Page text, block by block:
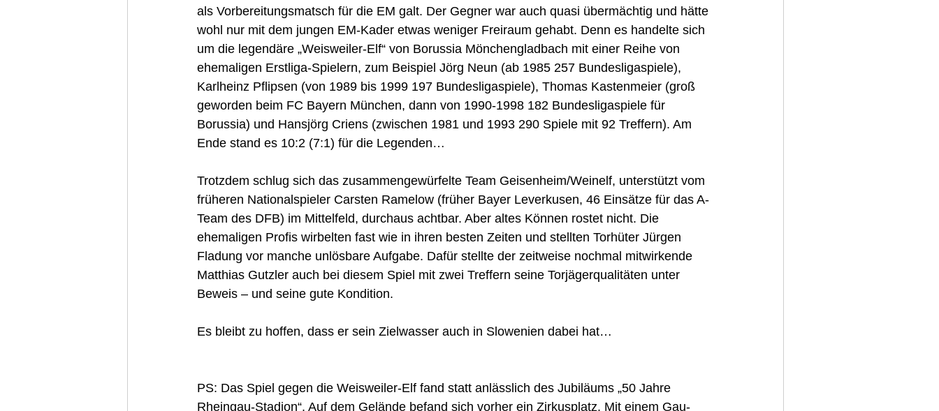
als Vorbereitungsmatsch für die EM galt. Der Gegner war auch quasi übermächtig und hätte
wohl nur mit dem jungen EM-Kader etwas weniger Freiraum gehabt. Denn es handelte sich
um die legendäre „Weisweiler-Elf“ von Borussia Mönchengladbach mit einer Reihe von
ehemaligen Erstliga-Spielern, zum Beispiel Jörg Neun (ab 1985 257 Bundesligaspiele),
Karlheinz Pflipsen (von 1989 bis 1999 197 Bundesligaspiele), Thomas Kastenmeier (groß
geworden beim FC Bayern München, dann von 1990-1998 182 Bundesligaspiele für
Borussia) und Hansjörg Criens (zwischen 1981 und 1993 290 Spiele mit 92 Treffern). Am
Ende stand es 10:2 (7:1) für die Legenden…
Trotzdem schlug sich das zusammengewürfelte Team Geisenheim/Weinelf, unterstützt vom
früheren Nationalspieler Carsten Ramelow (früher Bayer Leverkusen, 46 Einsätze für das A-
Team des DFB) im Mittelfeld, durchaus achtbar. Aber altes Können rostet nicht. Die
ehemaligen Profis wirbelten fast wie in ihren besten Zeiten und stellten Torhüter Jürgen
Fladung vor manche unlösbare Aufgabe. Dafür stellte der zeitweise nochmal mitwirkende
Matthias Gutzler auch bei diesem Spiel mit zwei Treffern seine Torjägerqualitäten unter
Beweis – und seine gute Kondition.
Es bleibt zu hoffen, dass er sein Zielwasser auch in Slowenien dabei hat…
PS: Das Spiel gegen die Weisweiler-Elf fand statt anlässlich des Jubiläums „50 Jahre
Rheingau-Stadion“. Auf dem Gelände befand sich vorher ein Zirkusplatz. Mit einem Gau-